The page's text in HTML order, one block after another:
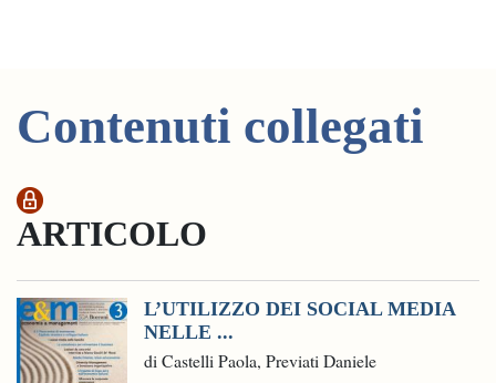
Contenuti collegati
ARTICOLO
L’UTILIZZO DEI SOCIAL MEDIA
NELLE ...
di Castelli Paola, Previati Daniele